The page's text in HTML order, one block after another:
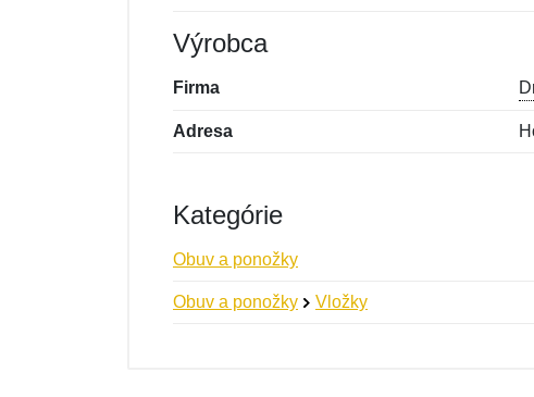
Výrobca
Firma
Adresa
Kategórie
Obuv a ponožky
Obuv a ponožky Vložky